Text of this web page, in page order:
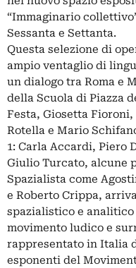
“Immaginario
Sessanta e Settanta.
Questa selezione di
ampio ventaglio di
un dialogo tra Roma e
della Scuola di Piazza
Festa, Giosetta
Rotella e Mario
1: Carla Accardi, Piero
Giulio Turcato, alcune
Spazialista come
e Roberto Crippa,
spazialistico e
movimento ludico e
rappresentato in Italia
esponenti del